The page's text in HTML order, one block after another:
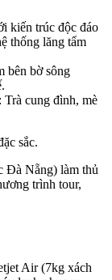
kiến trúc độc đáo
thống lăng tẩm
bên bờ sông
Trà cung đình, mè
sắc.
Đà Nẵng) làm thủ
trình tour,
Air (7kg xách